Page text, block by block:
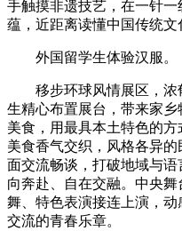
手触摸非遗技艺，在一针
蕴，近距离读懂中国传统文
外国留学生体验汉服
移步环球风情展区，浓
生精心布置展台，带来家
美食，用最具本土特色的
美食香气交织，风格各异
面交流畅谈，打破地域与
向奔赴、自在交融。中央
舞、特色表演接连上演，
交流的青春乐章。